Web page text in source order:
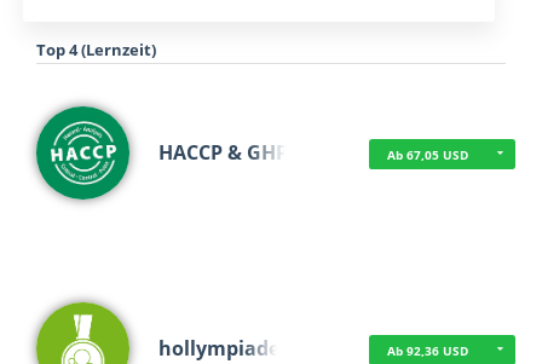
Top 4 (Lernzeit)
HACCP & GHP Ab 67,05 USD
hollympiade Ab 92,36 USD